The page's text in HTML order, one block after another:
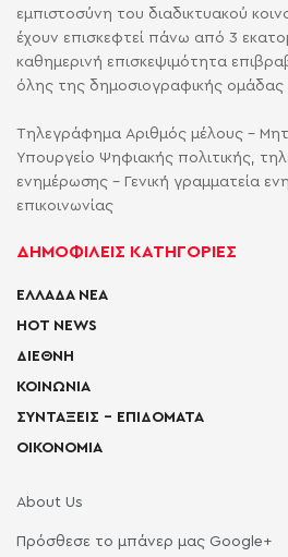
εμπιστοσύνη του διαδικτυακού
έχουν επισκεφτεί πάνω από 3
καθημερινή επισκεψιμότητα
όλης της δημοσιογραφικής ομάδας
Τηλεγράφημα Αριθμός μέλους -
Υπουργείο Ψηφιακής πολιτικής,
ενημέρωσης - Γενική γραμματεία
επικοινωνίας
ΔΗΜΟΦΙΛΕΙΣ ΚΑΤΗΓΟΡΙΕΣ
ΕΛΛΑΔΑ ΝΕΑ
HOT NEWS
ΔΙΕΘΝΗ
ΚΟΙΝΩΝΙΑ
ΣΥΝΤΑΞΕΙΣ – ΕΠΙΔΟΜΑΤΑ
ΟΙΚΟΝΟΜΙΑ
About Us
Πρόσθεσε το μπάνερ μας Google+